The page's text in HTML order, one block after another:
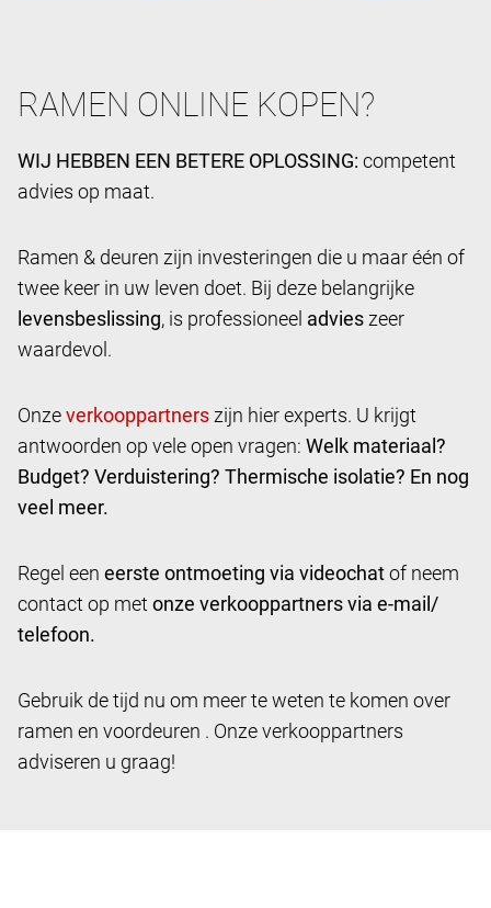
RAMEN ONLINE KOPEN?
WIJ HEBBEN EEN BETERE OPLOSSING: competent
advies op maat.
Ramen & deuren zijn investeringen die u maar één of
twee keer in uw leven doet. Bij deze belangrijke
levensbeslissing, is professioneel advies zeer
waardevol.
Onze
zijn hier experts. U krijgt
antwoorden op vele open vragen: Welk materiaal?
Budget? Verduistering? Thermische isolatie? En nog
veel meer.
Regel een eerste ontmoeting via videochatof neem
contact op met onze verkooppartners via e-mail/
telefoon.
Gebruik de tijd nu om meer te weten te komen over
ramen en voordeuren . Onze verkooppartners
adviseren u graag!